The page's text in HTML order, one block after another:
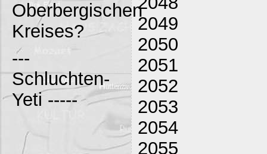
Oberbergischen
Kreises?
---
Schluchten-
Yeti -----
2049
2050
2051
2052
2053
2054
2055